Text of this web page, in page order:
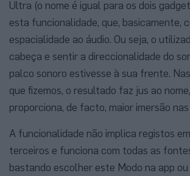
Ultra (o nome é igual para os dois
esta funcionalidade, que, basicamente,
espacialidade ao áudio. Ou seja, o
cabeça e sentir a direccionalidade do
palco sonoro estivesse à sua frente.
que fizemos, o resultado faz jus ao
proporciona, de facto, maior imersão
A funcionalidade não implica registos
terceiros e funciona com todas as
bastando escolher este Modo na app